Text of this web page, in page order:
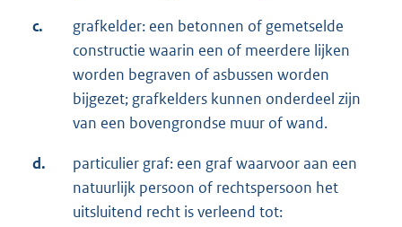
c.
grafkelder: een betonnen of gemetselde
constructie waarin een of meerdere lijken
worden begraven of asbussen worden
bijgezet; grafkelders kunnen onderdeel zijn
van een bovengrondse muur of wand.
d.
particulier graf: een graf waarvoor aan een
natuurlijk persoon of rechtspersoon het
uitsluitend recht is verleend tot: